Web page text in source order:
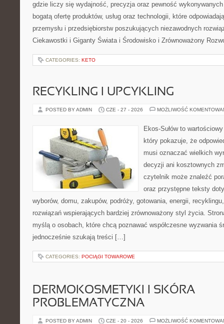
gdzie liczy się wydajność, precyzja oraz pewność
bogatą ofertę produktów, usług oraz technologii, które
przemysłu i przedsiębiorstw poszukujących niezawodnych
Ciekawostki i Giganty Świata i Środowisko i Zrównoważony
CATEGORIES: KETO
RECYKLING I UPCYKLING
POSTED BY ADMIN CZE - 27 - 2026 MOŻLIWOŚĆ
Ekos-Sułów to
który pokazuje, że
musi oznaczać wielkich
decyzji ani kosztownych
czytelnik może znaleźć
oraz przystępne teksty
wyborów, domu, zakupów, podróży, gotowania, energii,
rozwiązań wspierających bardziej zrównoważony styl życia.
myślą o osobach, które chcą poznawać współczesne wyzwania
jednocześnie szukają treści […]
CATEGORIES: POCIĄGI TOWAROWE
DERMOKOSMETYKI I SKÓRA
PROBLEMATYCZNA
POSTED BY ADMIN CZE - 20 - 2026 MOŻLIWOŚĆ